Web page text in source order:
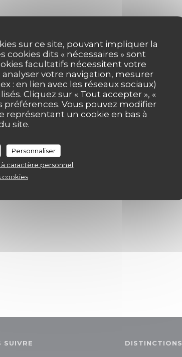
sur ce site, pouvant impliquer la
dits « nécessaires » sont
facultatifs nécessitent votre
votre navigation, mesurer
: en lien avec les réseaux sociaux)
Cliquez sur « Tout accepter », «
préférences. Vous pouvez modifier
représentant un cookie en bas à
site.
Personnaliser
caractère personnel
cookies
SUIVRE DISTINCTIONS